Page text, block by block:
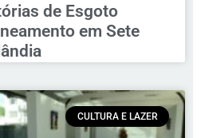
de Esgoto
em Sete
CULTURA E LAZER